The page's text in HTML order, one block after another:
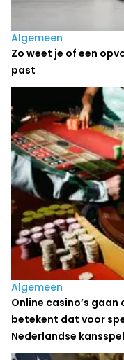
Algemeen
Zo weet je of een
past
Algemeen
Online casino’s
betekent dat voor
Nederlandse